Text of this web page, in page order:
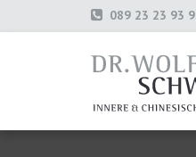
089 23 23 93